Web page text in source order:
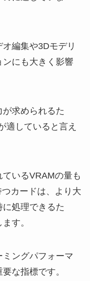
編集や3Dモデリ
ンにも大きく影響
求められるた
適していると言え
いるVRAMの量も
カードは、より大
処理できるた
す。
ングパフォーマ
な指標です。